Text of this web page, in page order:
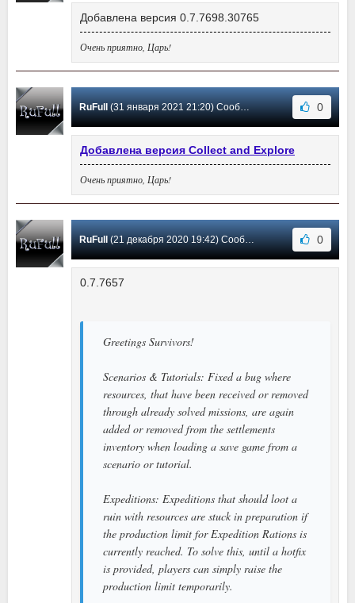
Добавлена версия 0.7.7698.30765
Очень приятно, Царь!
RuFull(31 января 2021 21:20) Сообщение #5 0
Добавлена версия Collect and Explore
Очень приятно, Царь!
RuFull(21 декабря 2020 19:42) Сообщение #4 0
0.7.7657
Greetings Survivors!
Scenarios & Tutorials: Fixed a bug where
resources, that have been received or removed
through already solved missions, are again
added or removed from the settlements
inventory when loading a save game from a
scenario or tutorial.
Expeditions: Expeditions that should loot a
ruin with resources are stuck in preparation if
the production limit for Expedition Rations is
currently reached. To solve this, until a hotfix
is provided, players can simply raise the
production limit temporarily.